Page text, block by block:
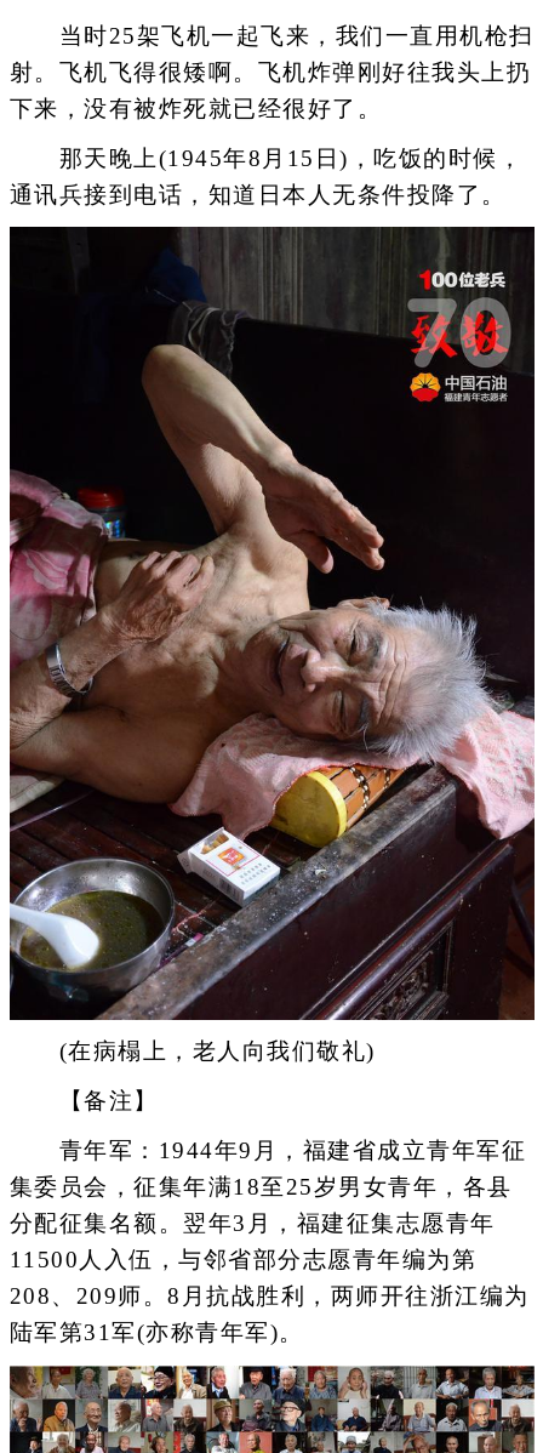
当时25架飞机一起飞来，我们一直用机枪扫
射。飞机飞得很矮啊。飞机炸弹刚好往我头上扔
下来，没有被炸死就已经很好了。
那天晚上(1945年8月15日)，吃饭的时候，
通讯兵接到电话，知道日本人无条件投降了。
(在病榻上，老人向我们敬礼)
【备注】
青年军：1944年9月，福建省成立青年军征
集委员会，征集年满18至25岁男女青年，各县
分配征集名额。翌年3月，福建征集志愿青年
11500人入伍，与邻省部分志愿青年编为第
208、209师。8月抗战胜利，两师开往浙江编为
陆军第31军(亦称青年军)。